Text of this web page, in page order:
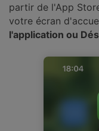
partir de l'App
votre écran
l'application ou